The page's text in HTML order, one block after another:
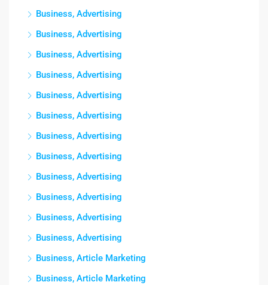
Business, Advertising
Business, Advertising
Business, Advertising
Business, Advertising
Business, Advertising
Business, Advertising
Business, Advertising
Business, Advertising
Business, Advertising
Business, Advertising
Business, Advertising
Business, Advertising
Business, Article Marketing
Business, Article Marketing